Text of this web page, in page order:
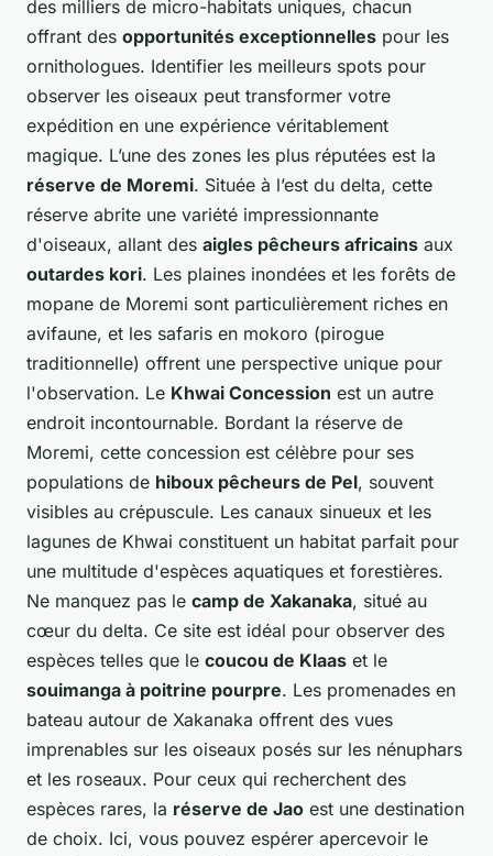
des milliers de micro-habitats uniques, chacun
offrant des opportunités exceptionnelles pour les
ornithologues. Identifier les meilleurs spots pour
observer les oiseaux peut transformer votre
expédition en une expérience véritablement
magique. L’une des zones les plus réputées est la
réserve de Moremi. Située à l’est du delta, cette
réserve abrite une variété impressionnante
d'oiseaux, allant des aigles pêcheurs africains aux
outardes kori. Les plaines inondées et les forêts de
mopane de Moremi sont particulièrement riches en
avifaune, et les safaris en mokoro (pirogue
traditionnelle) offrent une perspective unique pour
l'observation. Le Khwai Concession est un autre
endroit incontournable. Bordant la réserve de
Moremi, cette concession est célèbre pour ses
populations de hiboux pêcheurs de Pel, souvent
visibles au crépuscule. Les canaux sinueux et les
lagunes de Khwai constituent un habitat parfait pour
une multitude d'espèces aquatiques et forestières.
Ne manquez pas le camp de Xakanaka, situé au
cœur du delta. Ce site est idéal pour observer des
espèces telles que le coucou de Klaas et le
souimanga à poitrine pourpre. Les promenades en
bateau autour de Xakanaka offrent des vues
imprenables sur les oiseaux posés sur les nénuphars
et les roseaux. Pour ceux qui recherchent des
espèces rares, la réserve de Jao est une destination
de choix. Ici, vous pouvez espérer apercevoir le